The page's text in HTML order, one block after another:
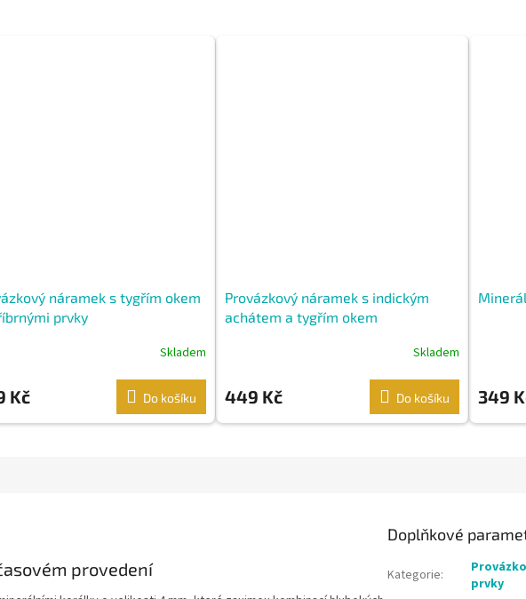
náramek s tygřím okem
prvky
Skladem
Kč Do košíku
Provázkový náramek s indickým
achátem a tygřím okem
Skladem
449 Kč Do košíku 349
provedení
Doplňkové
Kategorie:
prvky